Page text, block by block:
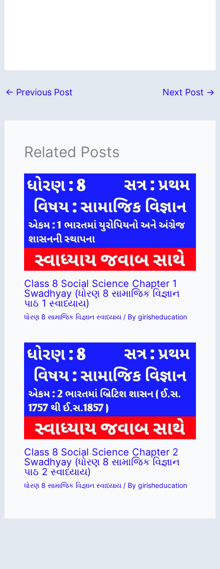
← Previous Post Next Post →
Related Posts
Class 8 Social Science Chapter 1
Swadhyay (ધોરણ 8 સામાજિક વિજ્ઞાન
પાઠ 1 સ્વાધ્યાય)
ધોરણ 8 સામાજિક વિજ્ઞાન સ્વાધ્યાય / By girisheducation
Class 8 Social Science Chapter 2
Swadhyay (ધોરણ 8 સામાજિક વિજ્ઞાન
પાઠ 2 સ્વાધ્યાય)
ધોરણ 8 સામાજિક વિજ્ઞાન સ્વાધ્યાય / By girisheducation